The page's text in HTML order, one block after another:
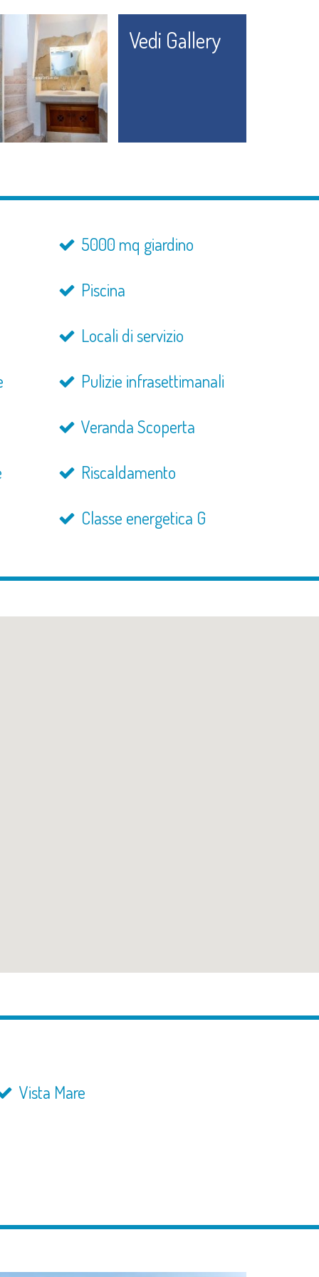
Vedi Gallery
5000 mq giardino
Piscina
Locali di servizio
Pulizie infrasettimanali
Veranda Scoperta
Riscaldamento
Classe energetica G
Vista Mare